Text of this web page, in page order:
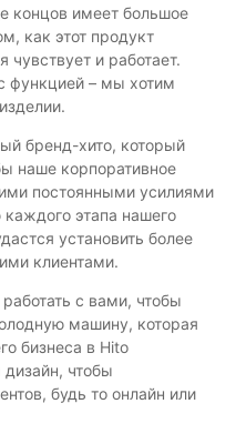
концов имеет большое
как этот продукт
чувствует и работает.
функцией – мы хотим
бренд-хито, который
наше корпоративное
постоянными усилиями
этапа нашего
установить более
клиентами.
с вами, чтобы
машину, которая
бизнеса в Hito
чтобы
будь то онлайн или